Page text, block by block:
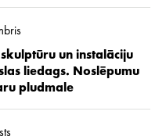
un instalāciju
liedags. Noslēpumu
pludmale